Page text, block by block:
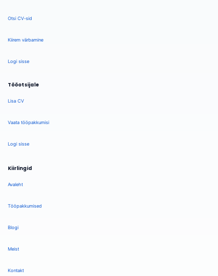
Otsi CV-sid
Kiirem värbamine
Logi sisse
Tööotsijale
Lisa CV
Vaata tööpakkumisi
Logi sisse
Kiirlingid
Avaleht
Tööpakkumised
Blogi
Meist
Kontakt